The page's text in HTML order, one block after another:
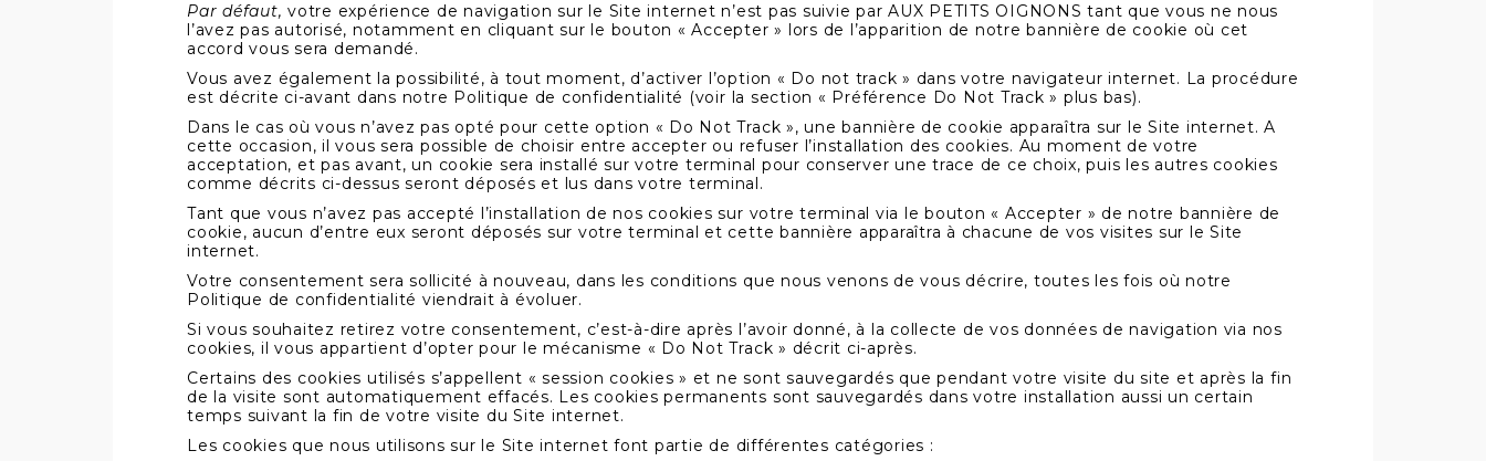
Par défaut, votre expérience de navigation sur le Site internet n’est pas suivie par AUX PETITS OIGNONS tant que vous ne nous
l’avez pas autorisé, notamment en cliquant sur le bouton « Accepter » lors de l’apparition de notre bannière de cookie où cet
accord vous sera demandé.
Vous avez également la possibilité, à tout moment, d’activer l’option « Do not track » dans votre navigateur internet. La procédure
est décrite ci-avant dans notre Politique de confidentialité (voir la section « Préférence Do Not Track » plus bas).
Dans le cas où vous n’avez pas opté pour cette option « Do Not Track », une bannière de cookie apparaîtra sur le Site internet. A
cette occasion, il vous sera possible de choisir entre accepter ou refuser l’installation des cookies. Au moment de votre
acceptation, et pas avant, un cookie sera installé sur votre terminal pour conserver une trace de ce choix, puis les autres cookies
comme décrits ci-dessus seront déposés et lus dans votre terminal.
Tant que vous n’avez pas accepté l’installation de nos cookies sur votre terminal via le bouton « Accepter » de notre bannière de
cookie, aucun d’entre eux seront déposés sur votre terminal et cette bannière apparaîtra à chacune de vos visites sur le Site
internet.
Votre consentement sera sollicité à nouveau, dans les conditions que nous venons de vous décrire, toutes les fois où notre
Politique de confidentialité viendrait à évoluer.
Si vous souhaitez retirez votre consentement, c’est-à-dire après l’avoir donné, à la collecte de vos données de navigation via nos
cookies, il vous appartient d’opter pour le mécanisme « Do Not Track » décrit ci-après.
Certains des cookies utilisés s’appellent « session cookies » et ne sont sauvegardés que pendant votre visite du site et après la fin
de la visite sont automatiquement effacés. Les cookies permanents sont sauvegardés dans votre installation aussi un certain
temps suivant la fin de votre visite du Site internet.
Les cookies que nous utilisons sur le Site internet font partie de différentes catégories :